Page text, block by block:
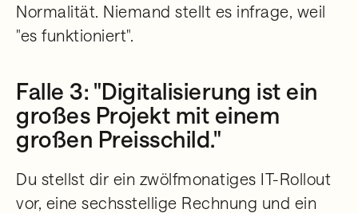
Normalität. Niemand stellt es infrage, weil
"es funktioniert".
Falle 3: "Digitalisierung ist ein
großes Projekt mit einem
großen Preisschild."
Du stellst dir ein zwölfmonatiges IT-Rollout
vor, eine sechsstellige Rechnung und ein